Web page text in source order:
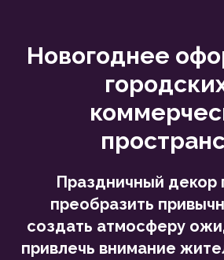
Новогоднее
Праздничный декор
преобразить
создать атмосферу
привлечь внимание